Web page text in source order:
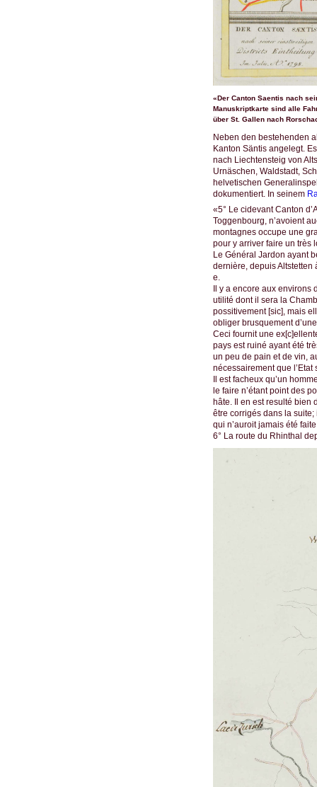
«Der Canton Saentis nach
Manuskriptkarte sind alle
über St. Gallen nach
Neben den bestehenden
Kanton Säntis angelegt.
nach Liechtensteig von
Urnäschen, Waldstadt,
helvetischen
dokumentiert. In seinem
«5° Le cidevant Canton
Toggenbourg, n’avoient
montagnes occupe une
pour y arriver faire un très
Le Général Jardon ayant
dernière, depuis Altstetten
e.
Il y a encore aux
utilité dont il sera la
possitivement [sic], mais
obliger brusquement
Ceci fournit une
pays est ruiné ayant été
un peu de pain et de vin,
nécessairement que
Il est facheux qu’un
le faire n’étant point des
hâte. Il en est resulté bien
être corrigés dans la suite;
qui n’auroit jamais été
6° La route du Rhinthal